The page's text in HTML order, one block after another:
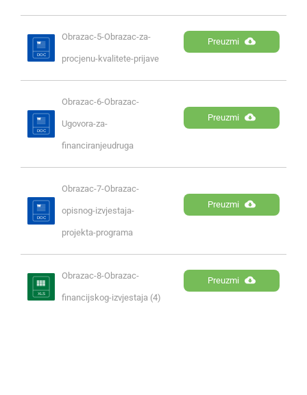
Obrazac-5-Obrazac-za-
procjenu-kvalitete-prijave
Preuzmi
Obrazac-6-Obrazac-
Ugovora-za-
financiranjeudruga
Preuzmi
Obrazac-7-Obrazac-
opisnog-izvjestaja-
projekta-programa
Preuzmi
Obrazac-8-Obrazac-
financijskog-izvjestaja (4)
Preuzmi